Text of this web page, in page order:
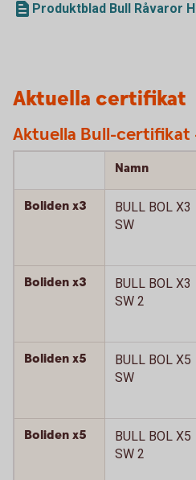
Produktblad Bull Råvaror
Aktuella certifikat
Aktuella Bull-certifikat
Namn
Boliden x3
BULL BOL X3
SW
Boliden x3
BULL BOL X3
SW 2
Boliden x5
BULL BOL X5
SW
Boliden x5
BULL BOL X5
SW 2